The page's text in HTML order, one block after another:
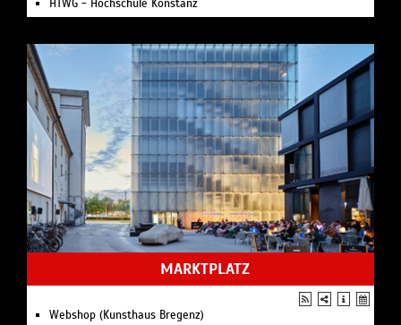
Schubertiade Schwarzenberg/Hohenems
Appenzeller Bachtage
Musica Sacra International
Langenargener Festspiele
HTWG - Hochschule Konstanz
MARKTPLATZ
Webshop (Kunsthaus Bregenz)